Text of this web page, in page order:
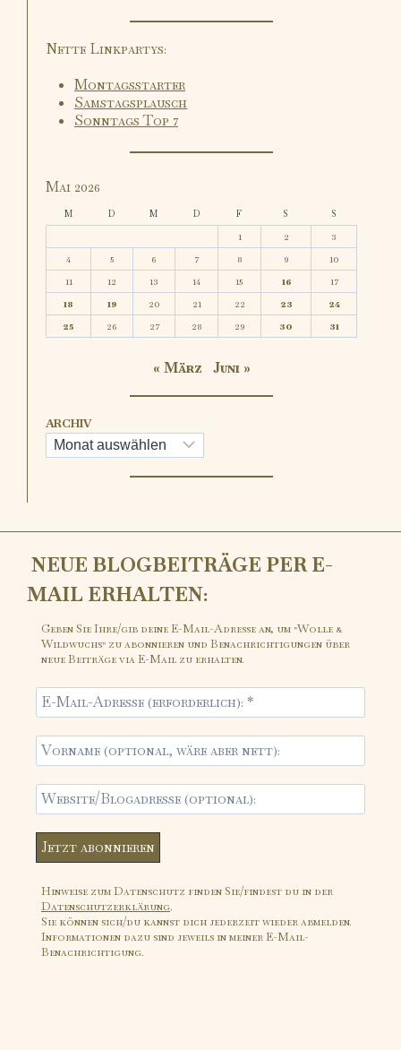
Nette Linkpartys:
Montagsstarter
Samstagsplausch
Sonntags Top 7
Mai 2026
M D M D F S S
1 2
3
4
5 6 7 8 9
10
11
12 13 14 15 16
17
18
19 20 21 22 23
24
25
26 27 28 29 30 31
« März Juni »
ARCHIV
NEUE BLOGBEITRÄGE PER E-
MAIL ERHALTEN:
Geben Sie Ihre/gib deine E-Mail-Adresse an, um "Wolle &
Wildwuchs" zu abonnieren und Benachrichtigungen über
neue Beiträge via E-Mail zu erhalten.
Hinweise zum Datenschutz finden Sie/findest du in der
Datenschutzerklärung.
Sie können sich/du kannst dich jederzeit wieder abmelden.
Informationen dazu sind jeweils in meiner E-Mail-
Benachrichtigung.